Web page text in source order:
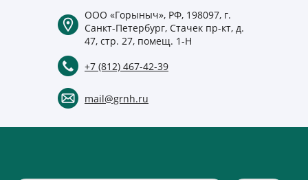
+7 (812) 467-42-39
mail@grnh.ru
ООО «Горыныч», РФ, 198097, г.
Санкт-Петербург, Стачек пр-кт, д.
47, стр. 27, помещ. 1-Н